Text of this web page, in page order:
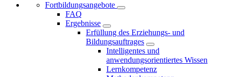
Fortbildungsangebote
FAQ
Ergebnisse
Erfüllung des Erziehungs- und
Bildungsauftrages
Intelligentes und
anwendungsorientiertes Wissen
Lernkompetenz